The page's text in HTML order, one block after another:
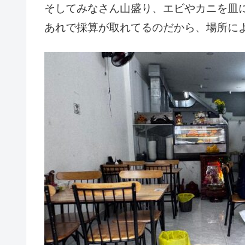
そしてみなさん山盛り、エビやカニを皿
あれで採算が取れてるのだから、場所に